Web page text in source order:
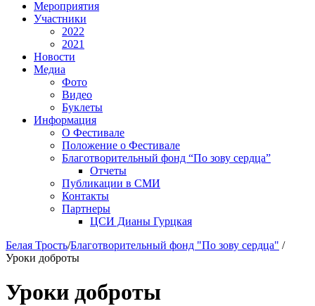
Мероприятия
Участники
2022
2021
Новости
Медиа
Фото
Видео
Буклеты
Информация
О Фестивале
Положение о Фестивале
Благотворительный фонд “По зову сердца”
Отчеты
Публикации в СМИ
Контакты
Партнеры
ЦСИ Дианы Гурцкая
Белая Трость/Благотворительный фонд "По зову сердца" /
Уроки доброты
Уроки доброты